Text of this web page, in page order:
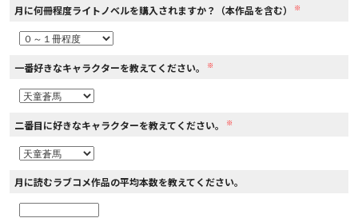
月に何冊程度ライトノベルを購入されますか？（本作品を含む） ※
一番好きなキャラクターを教えてください。 ※
二番目に好きなキャラクターを教えてください。 ※
月に読むラブコメ作品の平均本数を教えてください。